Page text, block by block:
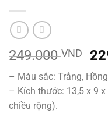
249.000VND
là:
– Màu sắc: Trắng,
– Kích thước: 13,5 x 9
chiều rộng).